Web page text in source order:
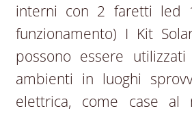
interni con 2 faretti led
funzionamento) I Kit
possono essere
ambienti in luoghi
elettrica, come case al